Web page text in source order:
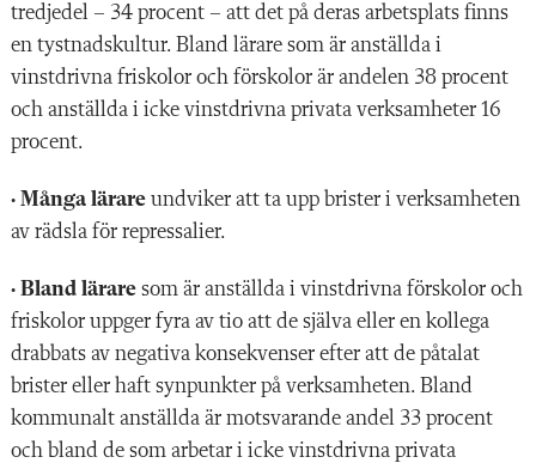
tredjedel – 34 procent – att det på deras arbetsplats finns
en tystnadskultur. Bland lärare som är anställda i
vinstdrivna friskolor och förskolor är andelen 38 procent
och anställda i icke vinstdrivna privata verksamheter 16
procent.
• Många lärare undviker att ta upp brister i verksamheten
av rädsla för repressalier.
• Bland lärare som är anställda i vinstdrivna förskolor och
friskolor uppger fyra av tio att de själva eller en kollega
drabbats av negativa konsekvenser efter att de påtalat
brister eller haft synpunkter på verksamheten. Bland
kommunalt anställda är motsvarande andel 33 procent
och bland de som arbetar i icke vinstdrivna privata